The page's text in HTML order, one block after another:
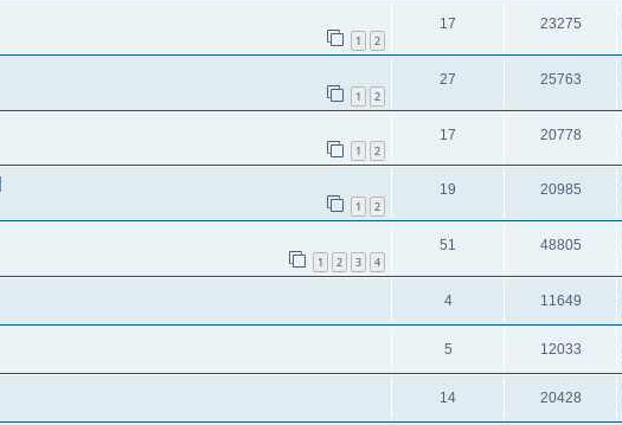
1 2
17 23275
1 2
27 25763
1 2
17 20778
1 2
19 20985
1 2 3 4
51 48805
4 11649
5 12033
14 20428